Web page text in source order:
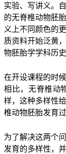
实验、写讲义。
的无脊椎动物胚
义上不同颜色的
质资料开始泛黄
物胚胎学学科历
在开设课程的时
相比，无脊椎动
样，这种多样性
椎动物胚胎发育
为了解决这两个
发育的多样性，